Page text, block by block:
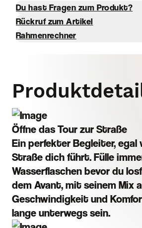
Du hast Fragen zum Produkt?
Rückruf zum Artikel
Rahmenrechner
Öffne das Tour zur Straße
Ein perfekter Begleiter,
Straße dich führt. Fülle
Wasserflaschen bevor du
dem Avant, mit seinem Mix
Geschwindigkeit und
lange unterwegs sein.